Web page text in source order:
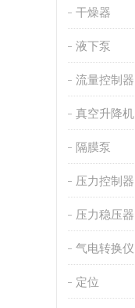
干燥器
液下泵
流量控制器
真空升降机
隔膜泵
压力控制器
压力稳压器
气电转换仪
定位